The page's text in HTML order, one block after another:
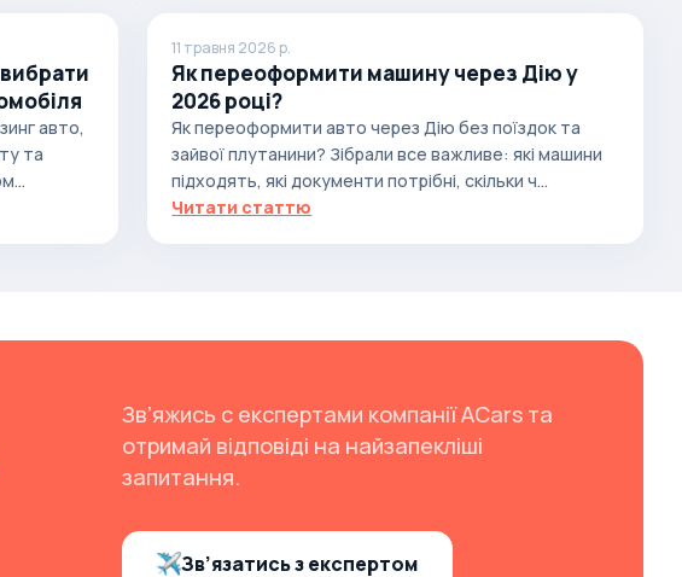
авто,
та
11 травня 2026 р.
Як переоформити машину через Дію у
2026 році?
Як переоформити авто через Дію без поїздок та
зайвої плутанини? Зібрали все важливе: які машини
підходять, які документи потрібні, скільки ч...
Читати статтю
Зв’яжись с експертами компанії ACars та
отримай відповіді на найзапекліші
запитання.
Зв’язатись з експертом